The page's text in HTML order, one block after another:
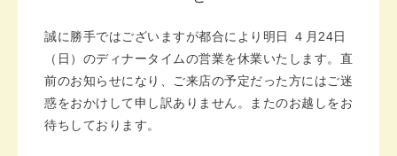
誠に勝手ではございますが都合により明日 ４月24日
（日）のディナータイムの営業を休業いたします。直
前のお知らせになり、ご来店の予定だった方にはご迷
惑をおかけして申し訳ありません。またのお越しをお
待ちしております。